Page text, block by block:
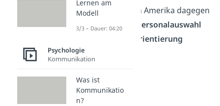
Coaching
genutzt. In Amerika dagegen
wird er auch in der
Personalauswahl
Berufsorientierung
eingesetzt.
Lernen am
Modell
3/3 – Dauer: 04:20
Psychologie
Kommunikation
Was ist
Kommunikatio
n?